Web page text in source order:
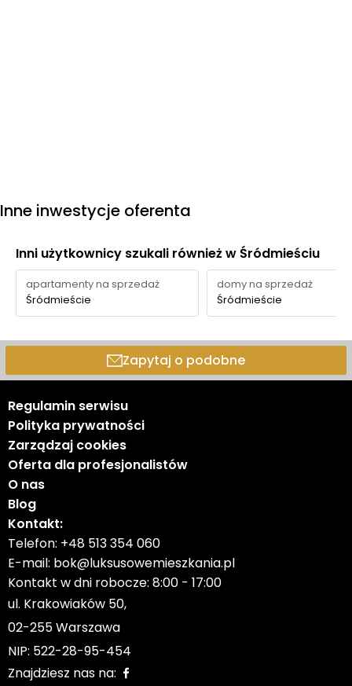
Inne inwestycje oferenta
Inni użytkownicy szukali również w Śródmieściu
apartamenty na sprzedaż
Śródmieście
domy na sprzedaż
Śródmieście
Zapytaj o podobne
Regulamin serwisu
Polityka prywatności
Zarządzaj cookies
Oferta dla profesjonalistów
O nas
Blog
Kontakt:
Telefon: +48 513 354 060
E-mail: bok@luksusowemieszkania.pl
Kontakt w dni robocze: 8:00 - 17:00
ul. Krakowiaków 50,
02-255 Warszawa
NIP: 522-28-95-454
Znajdziesz nas na: